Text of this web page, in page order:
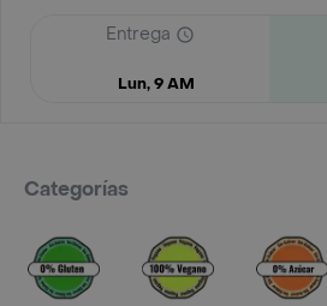
Entrega
Lun, 9 AM
Categorías